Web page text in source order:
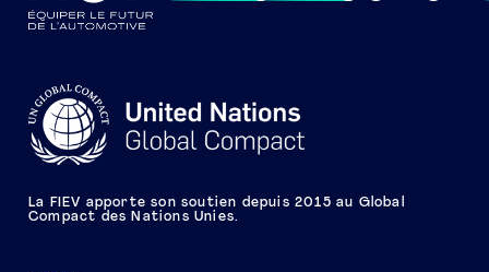
La FIEV apporte son soutien depuis 2015 au Global
Compact des Nations Unies.